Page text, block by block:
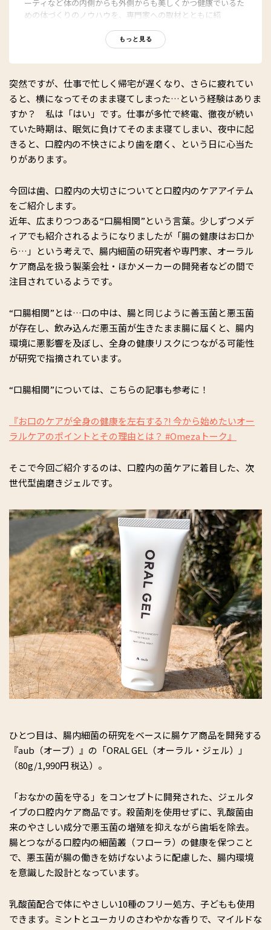
ーティなど体の内側からも外側からも美しくかつ健康でいるた
めの体づくりのノウハウを、専門家への取材とともに紹
もに、編集部員も自らさまざまなヘルシーネタを日々お試し
もっと見る
突然ですが、仕事で忙しく帰宅が遅くなり、さらに疲れてい
ると、横になってそのまま寝てしまった…という経験はありま
すか？ 私は「はい」です。仕事が多忙で終電、徹夜が続い
ていた時期は、眠気に負けてそのまま寝てしまい、夜中に起
きると、口腔内の不快さにより歯を磨く、という日に心当た
りがあります。
今回は歯、口腔内の大切さについてと口腔内のケアアイテム
をご紹介します。
近年、広まりつつある“口腸相関”という言葉。少しずつメデ
ィアでも紹介されるようになりましたが「腸の健康はお口か
ら…」という考えで、腸内細菌の研究者や専門家、オーラル
ケア商品を扱う製薬会社・ほかメーカーの開発者などの間で
注目されているようです。
“口腸相関”とは…口の中は、腸と同じように善玉菌と悪玉菌
が存在し、飲み込んだ悪玉菌が生きたまま腸に届くと、腸内
環境に悪影響を及ぼし、全身の健康リスクにつながる可能性
が研究で指摘されています。
“口腸相関”については、こちらの記事も参考に！
『お口のケアが全身の健康を左右する?! 今から始めたいオー
ラルケアのポイントとその理由とは？ #Omezaトーク』
そこで今回ご紹介するのは、口腔内の菌ケアに着目した、次
世代型歯磨きジェルです。
ひとつ目は、腸内細菌の研究をベースに腸ケア商品を開発する
『aub（オーブ）』の「ORAL GEL（オーラル・ジェル）」
（80g/1,990円 税込）。
「おなかの菌を守る」をコンセプトに開発された、ジェルタ
イプの口腔内ケア商品です。殺菌剤を使用せずに、乳酸菌由
来のやさしい成分で悪玉菌の増殖を抑えながら歯垢を除去。
腸とつながる口腔内の細菌叢（フローラ）の健康を保つこと
で、悪玉菌が腸の働きを妨げないように配慮した、腸内環境
を意識した設計となっています。
乳酸菌配合で体にやさしい10種のフリー処方、子どもも使用
できます。ミントとユーカリのさわやかな香りで、マイルドな